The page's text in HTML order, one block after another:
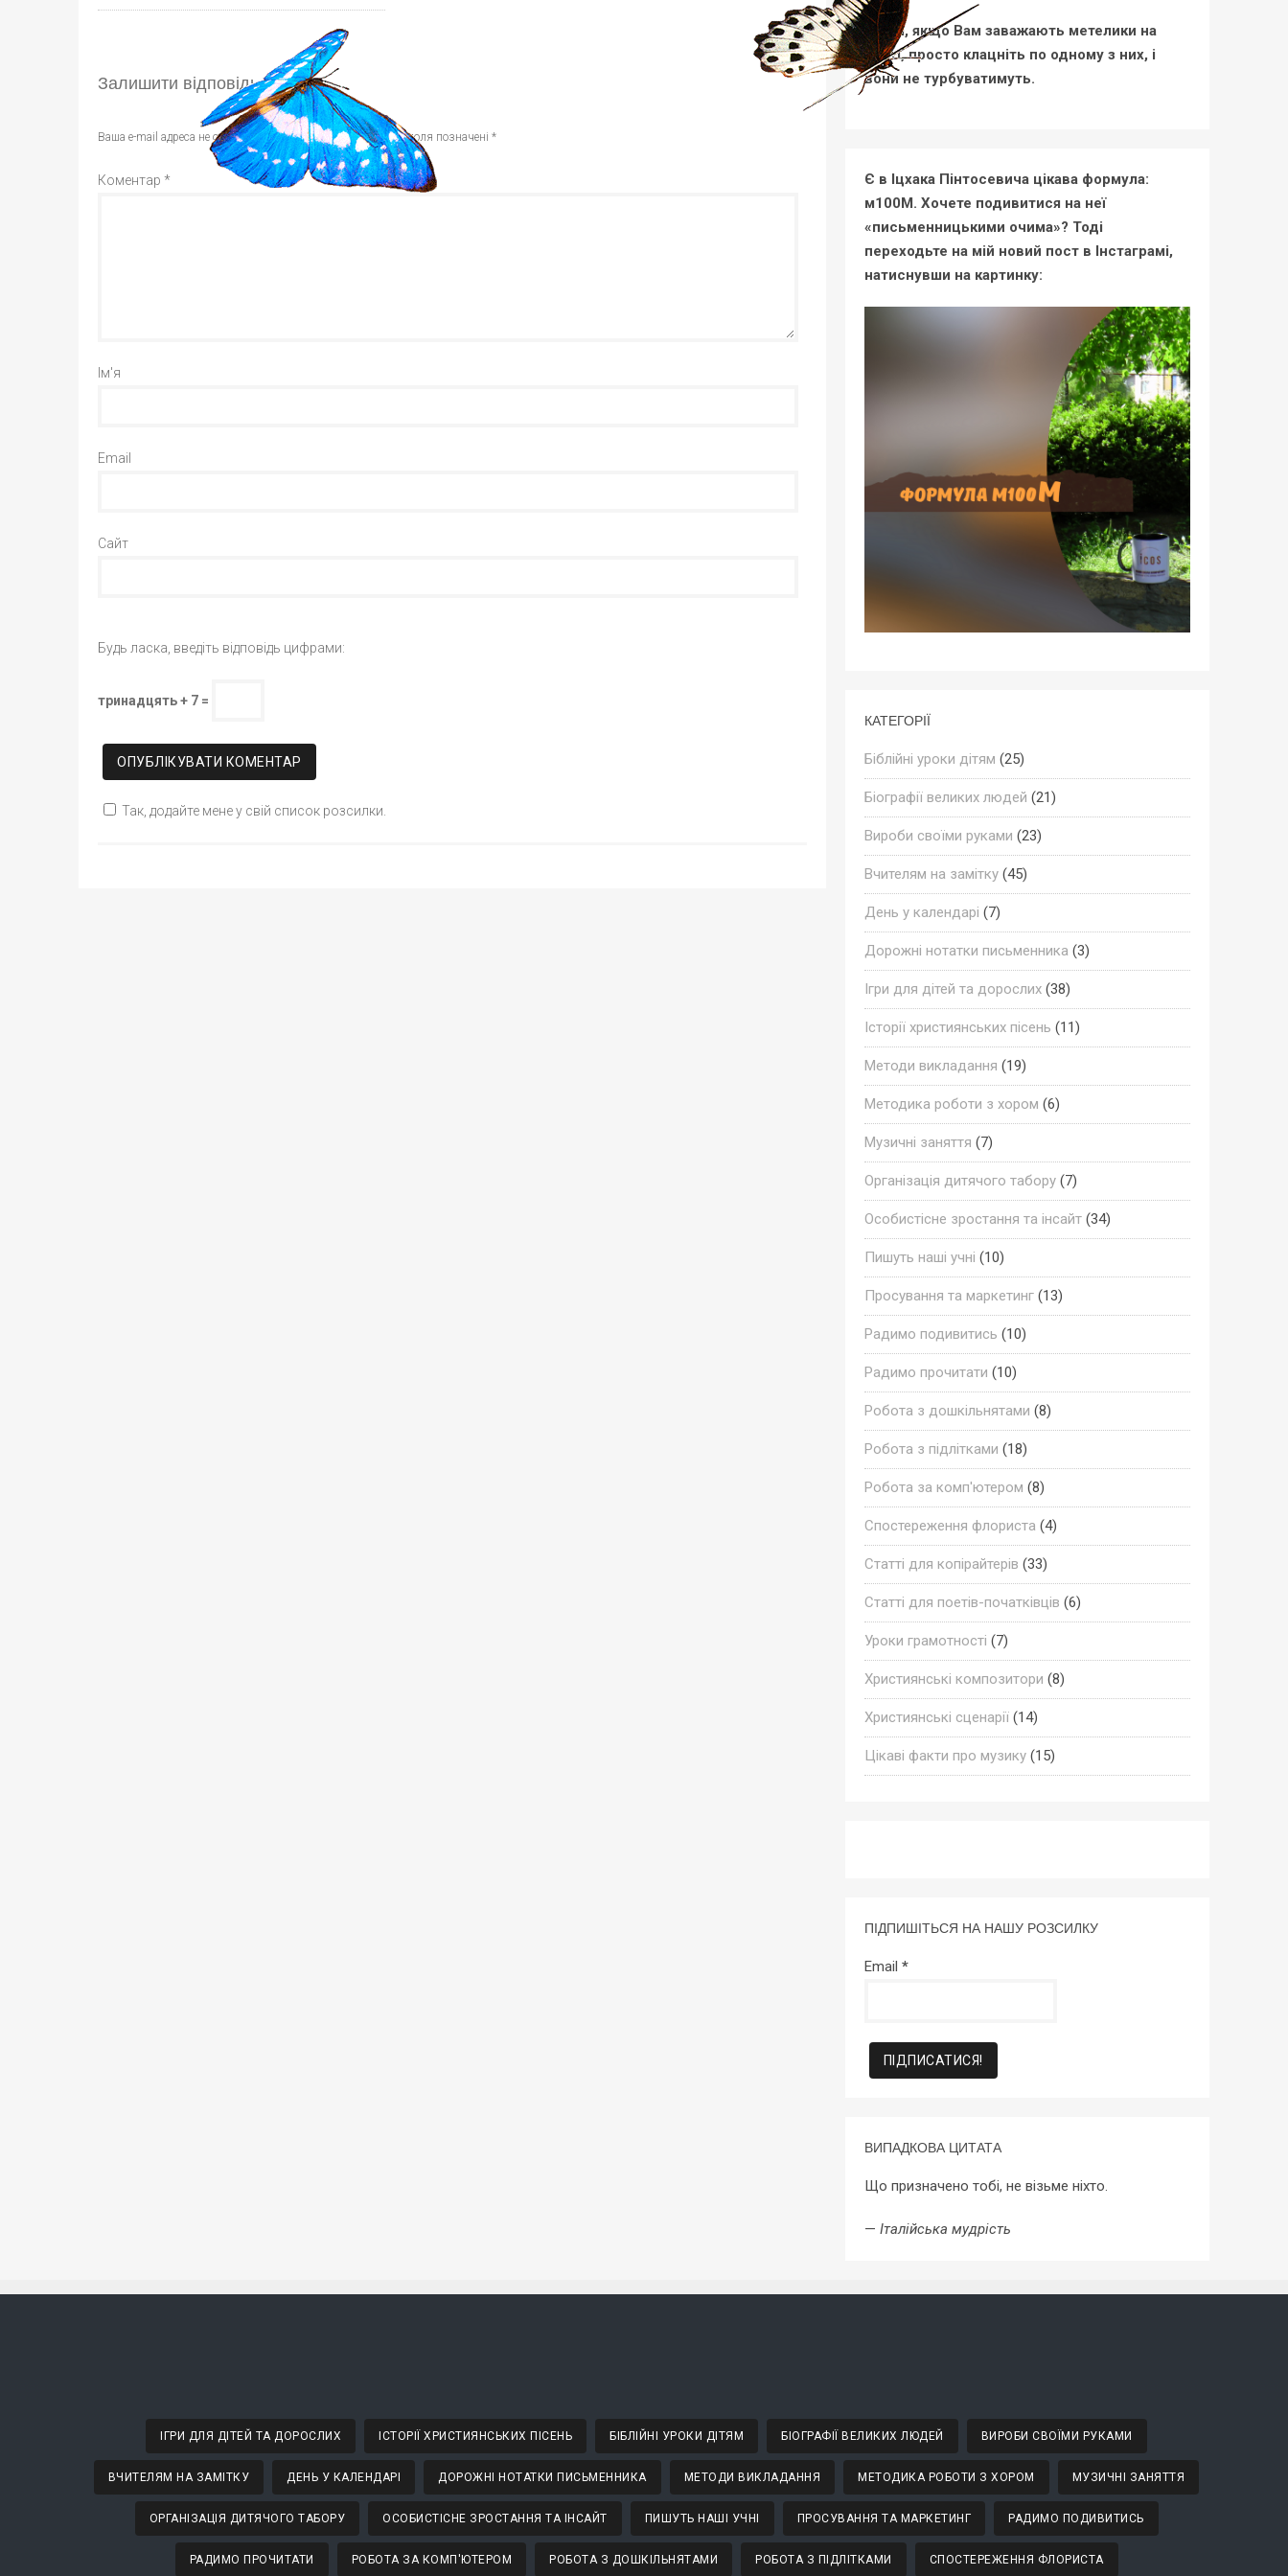
Залишити відповідь
Ваша e-mail адреса не оприлюднюватиметься. Обов’язкові поля позначені *
Коментар *
Ім'я
Email
Сайт
Будь ласка, введіть відповідь цифрами:
тринадцять + 7 =
Так, додайте мене у свій список розсилки.
Друзі, якщо Вам заважають метелики на
сайті, просто клацніть по одному з них, і
вони не турбуватимуть.
Є в Іцхака Пінтосевича цікава формула:
м100М. Хочете подивитися на неї
«письменницькими очима»? Тоді
переходьте на мій новий пост в Інстаграмі,
натиснувши на картинку:
КАТЕГОРІЇ
Біблійні уроки дітям (25)
Біографії великих людей (21)
Вироби своїми руками (23)
Вчителям на замітку(45)
День у календарі (7)
Дорожні нотатки письменника (3)
Ігри для дітей та дорослих(38)
Історії християнських пісень (11)
Методи викладання (19)
Методика роботи з хором (6)
Музичні заняття (7)
Організація дитячого табору(7)
Особистісне зростання та інсайт(34)
Пишуть наші учні (10)
Просування та маркетинг(13)
Радимо подивитись (10)
Радимо прочитати (10)
Робота з дошкільнятами (8)
Робота з підлітками (18)
Робота за комп'ютером (8)
Спостереження флориста (4)
Статті для копірайтерів (33)
Статті для поетів-початківців (6)
Уроки грамотності (7)
Християнські композитори (8)
Християнські сценарії(14)
Цікаві факти про музику(15)
ПІДПИШІТЬСЯ НА НАШУ РОЗСИЛКУ
Email *
ВИПАДКОВА ЦИТАТА
Що призначено тобі, не візьме ніхто.
— Італійська мудрість
ІГРИ ДЛЯ ДІТЕЙ ТА ДОРОСЛИХ ІСТОРІЇ ХРИСТИЯНСЬКИХ ПІСЕНЬ БІБЛІЙНІ УРОКИ ДІТЯМ БІОГРАФІЇ ВЕЛИКИХ ЛЮДЕЙ ВИРОБИ СВОЇМИ РУКАМИ
ВЧИТЕЛЯМ НА ЗАМІТКУ ДЕНЬ У КАЛЕНДАРІ ДОРОЖНІ НОТАТКИ ПИСЬМЕННИКА МЕТОДИ ВИКЛАДАННЯ МЕТОДИКА РОБОТИ З ХОРОМ МУЗИЧНІ ЗАНЯТТЯ
ОРГАНІЗАЦІЯ ДИТЯЧОГО ТАБОРУ ОСОБИСТІСНЕ ЗРОСТАННЯ ТА ІНСАЙТ ПИШУТЬ НАШІ УЧНІ ПРОСУВАННЯ ТА МАРКЕТИНГ РАДИМО ПОДИВИТИСЬ
РАДИМО ПРОЧИТАТИ РОБОТА ЗА КОМП'ЮТЕРОМ РОБОТА З ДОШКІЛЬНЯТАМИ РОБОТА З ПІДЛІТКАМИ СПОСТЕРЕЖЕННЯ ФЛОРИСТА